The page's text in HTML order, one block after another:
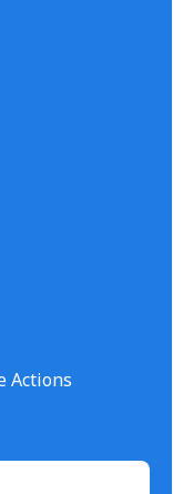
Actions